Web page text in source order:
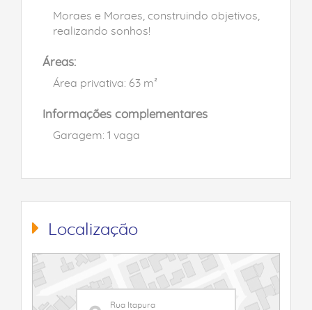
Moraes e Moraes, construindo objetivos,
realizando sonhos!
Áreas:
Área privativa: 63 m²
Informações complementares
Garagem: 1 vaga
Localização
Rua Itapura